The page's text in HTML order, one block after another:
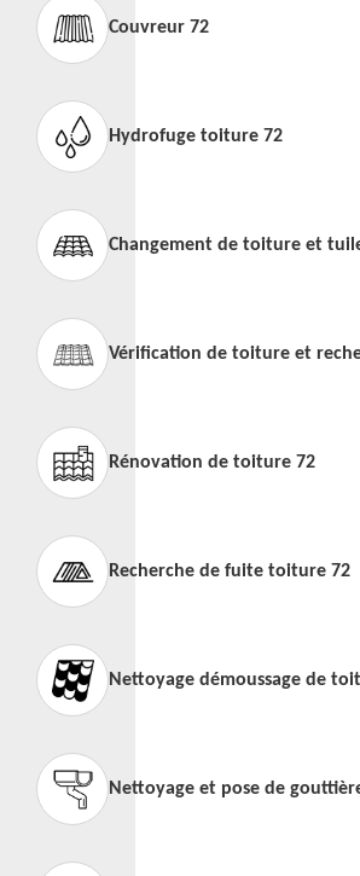
Couvreur 72
Hydrofuge toiture 72
Changement de toiture et
Vérification de toiture et
Rénovation de toiture 72
Recherche de fuite toiture 72
Nettoyage démoussage de
Nettoyage et pose de